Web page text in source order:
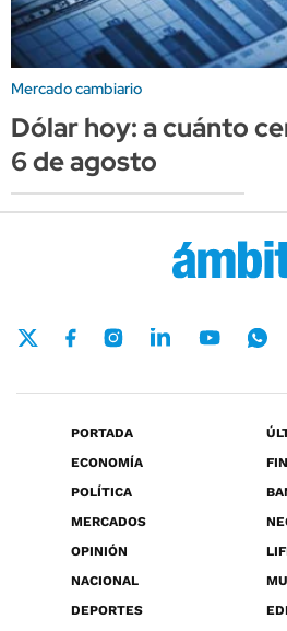
Mercado cambiario
Dólar hoy: a cuánto
6 de agosto
PORTADA
ECONOMÍA
POLÍTICA
MERCADOS
OPINIÓN
NACIONAL
DEPORTES